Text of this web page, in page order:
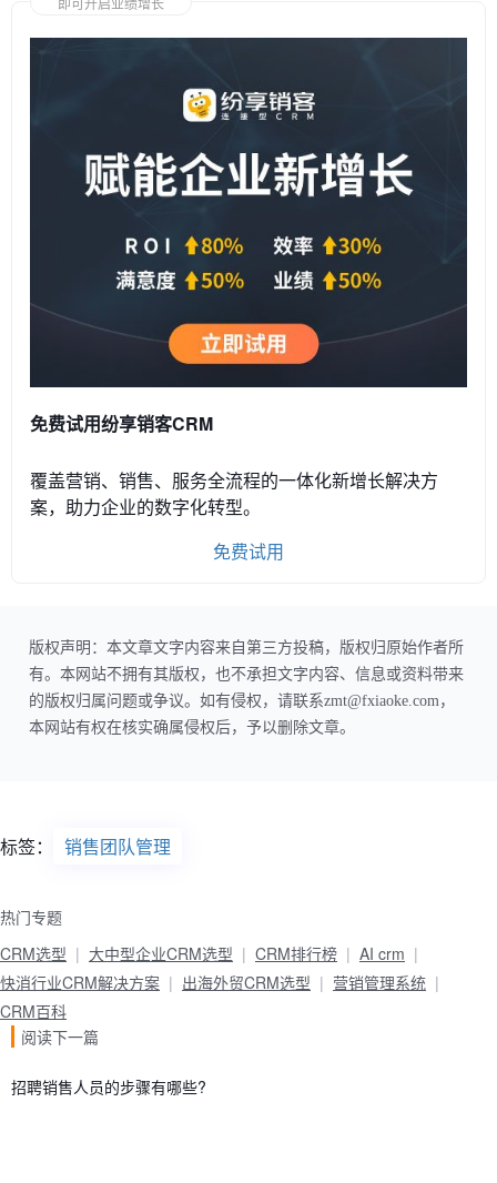
免费试用纷享销客CRM
覆盖营销、销售、服务全流程的一体化新增长解决方
案，助力企业的数字化转型。
免费试用
版权声明：本文章文字内容来自第三方投稿，版权归原始作者所
有。本网站不拥有其版权，也不承担文字内容、信息或资料带来
的版权归属问题或争议。如有侵权，请联系zmt@fxiaoke.com，
本网站有权在核实确属侵权后，予以删除文章。
标签： 销售团队管理
热门专题
CRM选型
大中型企业CRM选型 CRM排行榜
AI crm
快消行业CRM解决方案
出海外贸CRM选型
营销管理系统
CRM百科
阅读下一篇
招聘销售人员的步骤有哪些?